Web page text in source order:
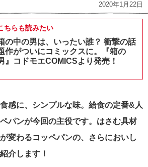
2020年1月22日
ちらも読みたい
の中の男は、いったい誰？ 衝撃の話
作がついにコミックスに。『箱の
』コドモエCOMICSより発売！
感に、シンプルな味。給食の定番&人
パンが今回の主役です。 はさむ具材
変わるコッペパンの、さらにおいし
介します！